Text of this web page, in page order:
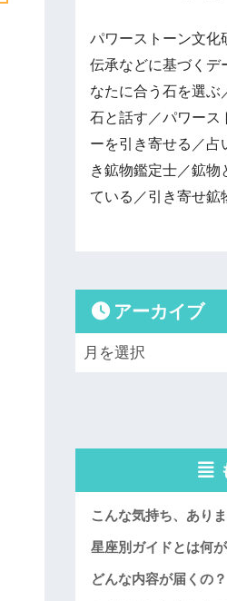
パワーストーン文化
伝承などに基づくデ
なたに合う石を選ぶ
石と話す／パワース
ーを引き寄せる／占
き鉱物鑑定士／鉱物
ている／引き寄せ鉱
アーカイブ
こんな気持ち、あり
星座別ガイドとは何
どんな内容が届くの？